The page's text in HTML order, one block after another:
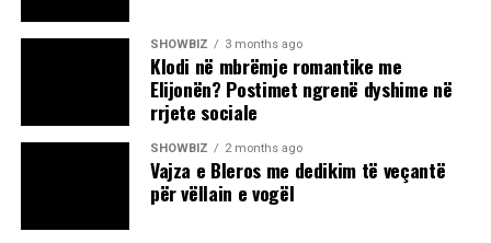
SHOWBIZ 3 months ago
Klodi në mbrëmje romantike me
Elijonën? Postimet ngrenë dyshime në
rrjete sociale
SHOWBIZ 2 months ago
Vajza e Bleros me dedikim të veçantë
për vëllain e vogël